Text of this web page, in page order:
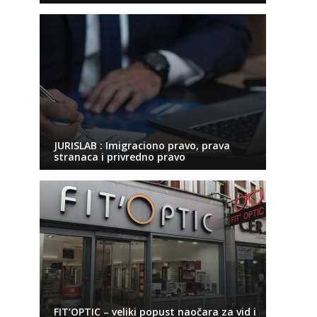
JURISLAB : Imigraciono pravo, prava
stranaca i privredno pravo
FIT’OPTIC – veliki popust naočara za vid i